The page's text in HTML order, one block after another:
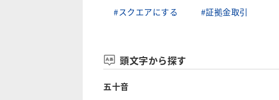
#スクエアにする
#証拠金取引
頭文字から探す
五十音